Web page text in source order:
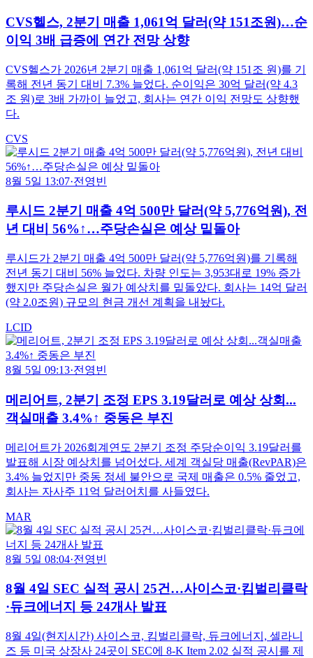
CVS헬스, 2분기 매출 1,061억 달러(약 151조원)…순
이익 3배 급증에 연간 전망 상향
CVS헬스가 2026년 2분기 매출 1,061억 달러(약 151조 원)를 기
록해 전년 동기 대비 7.3% 늘었다. 순이익은 30억 달러(약 4.3
조 원)로 3배 가까이 늘었고, 회사는 연간 이익 전망도 상향했
다.
CVS
8월 5일 13:07·전영빈
루시드 2분기 매출 4억 500만 달러(약 5,776억원), 전
년 대비 56%↑…주당손실은 예상 밑돌아
루시드가 2분기 매출 4억 500만 달러(약 5,776억원)를 기록해
전년 동기 대비 56% 늘었다. 차량 인도는 3,953대로 19% 증가
했지만 주당손실은 월가 예상치를 밑돌았다. 회사는 14억 달러
(약 2.0조원) 규모의 현금 개선 계획을 내놨다.
LCID
8월 5일 09:13·전영빈
메리어트, 2분기 조정 EPS 3.19달러로 예상 상회...
객실매출 3.4%↑ 중동은 부진
메리어트가 2026회계연도 2분기 조정 주당순이익 3.19달러를
발표해 시장 예상치를 넘어섰다. 세계 객실당 매출(RevPAR)은
3.4% 늘었지만 중동 정세 불안으로 국제 매출은 0.5% 줄었고,
회사는 자사주 11억 달러어치를 사들였다.
MAR
8월 5일 08:04·전영빈
8월 4일 SEC 실적 공시 25건…사이스코·킴벌리클락
·듀크에너지 등 24개사 발표
8월 4일(현지시간) 사이스코, 킴벌리클락, 듀크에너지, 셀라니
즈 등 미국 상장사 24곳이 SEC에 8-K Item 2.02 실적 공시를 제